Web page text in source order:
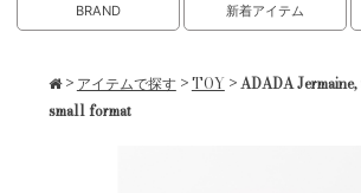
BRAND 新着アイテム
> アイテムで探す>TOY > ADADA
small format